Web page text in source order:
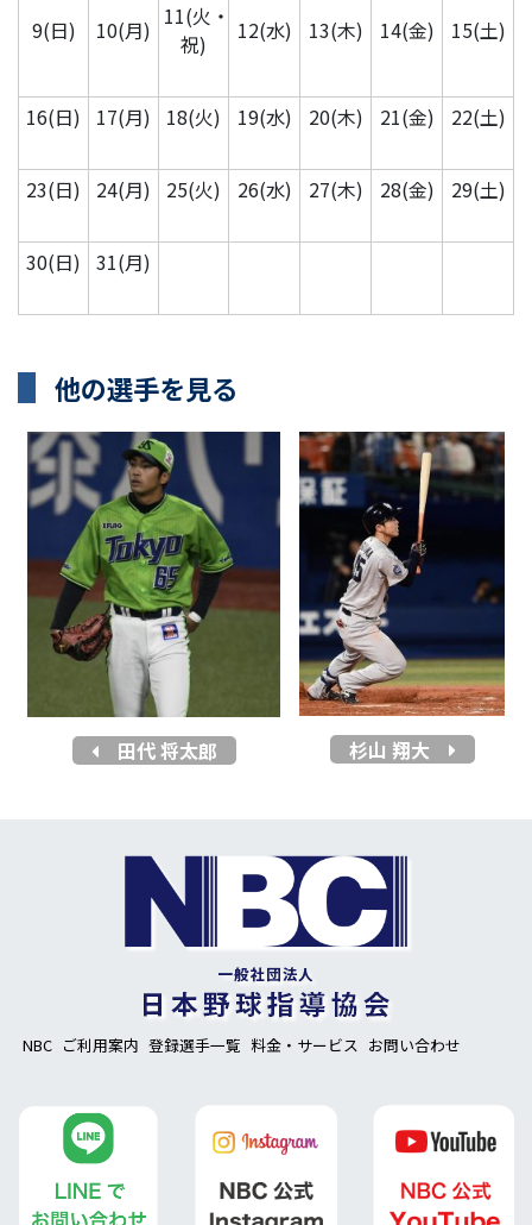
9(日) 10(月) 11(火・
祝)
12(水) 13(木) 14(金) 15(土)
16(日) 17(月) 18(火) 19(水) 20(木) 21(金) 22(土)
23(日) 24(月) 25(火) 26(水) 27(木) 28(金) 29(土)
30(日) 31(月)
他の選手を見る
田代 将太郎 杉山 翔大
NBC ご利用案内 登録選手一覧 料金・サービス お問い合わせ